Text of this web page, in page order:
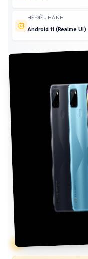
HỆ ĐIỀU HÀNH
Android 11 (Realme UI)